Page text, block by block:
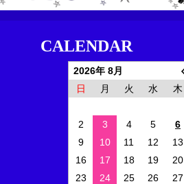
CALENDAR
2026年 8月
日
月 火 水 木
2
3 4 5 6
9
10 11 12 13
16
17 18 19 20
23
24 25 26 27